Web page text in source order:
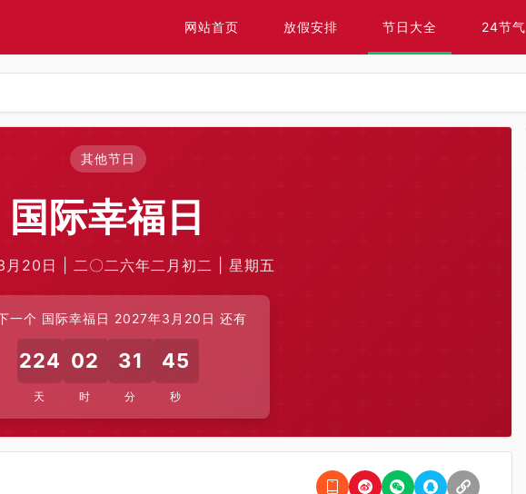
网站首页 放假安排 节日大全 24节气
其他节日
国际幸福日
20日 | 二〇二六年二月初二 | 星期五
一个 国际幸福日 2027年3月20日 还有
224
天
02
时
31
分
45
秒